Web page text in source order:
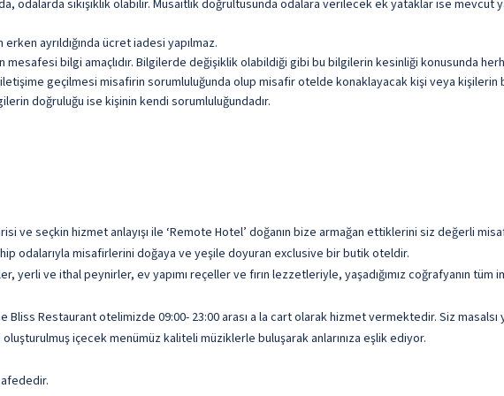
odalarda sıkışıklık olabilir. Müsaitlik doğrultusunda odalara verilecek ek yataklar ise
ayrıldığında ücret iadesi yapılmaz.
bilgi amaçlıdır. Bilgilerde değişiklik olabildiği gibi bu bilgilerin kesinliği konusunda
geçilmesi misafirin sorumluluğunda olup misafir otelde konaklayacak kişi veya
doğruluğu ise kişinin kendi sorumluluğundadır.
ve seçkin hizmet anlayışı ile ‘Remote Hotel’ doğanın bize armağan ettiklerini siz değerli
odalarıyla misafirlerini doğaya ve yeşile doyuran exclusive bir butik oteldir.
ve ithal peynirler, ev yapımı reçeller ve fırın lezzetleriyle, yaşadığımız coğrafyanın
Restaurant otelimizde 09:00- 23:00 arası a la cart olarak hizmet vermektedir. Siz masalsı
içecek menümüz kaliteli müziklerle buluşarak anlarınıza eşlik ediyor.